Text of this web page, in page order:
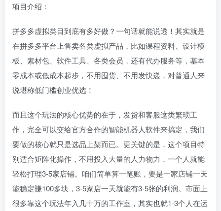
项目介绍：
拼多多虚拟类目到底有多好做？一句话就能说透！其实就是
在拼多多平台上售卖各类虚拟产品，比如课程资料、设计模
板、素材包、软件工具、各类会员，还有代办服务等，基本
零成本或低成本起步，不用囤货、不用发快递，对普通人来
说堪称低门槛创业优选！
而且这个玩法的核心优势的在于，发货和客服这类繁琐工
作，完全可以交给官方合作的智能机器人软件来搞定，我们
要做的核心就只是选品上架而已。更关键的是，这个项目特
别适合矩阵化操作，不用投入大量的人力物力，一个人就能
轻松打理3-5家店铺。咱们简单算一笔账，要是一家店铺一天
能稳定賺100多块，3-5家店一天就能有3-5张的利润。市面上
很多靠这个玩法年入几十万的工作室，其实也就1-3个人在运